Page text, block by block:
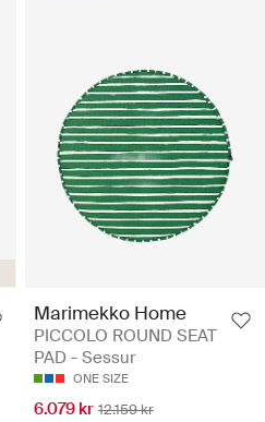
Marimekko Home
PICCOLO ROUND SEAT
PAD - Sessur
ONE SIZE
6.079 kr 12.159 kr